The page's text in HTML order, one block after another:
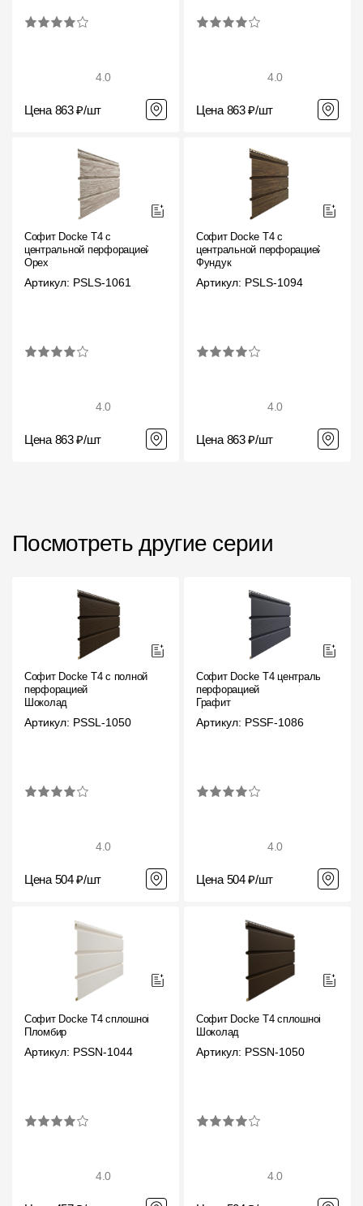
Пластиковые водосточные системы
Металлические водосточные системы
Водосборник
Документация
Инструкции по монтажу
Рекламные материалы
Сертификаты
Текстуры
Вопрос-ответ/Faq
Сервисы
Конструктор
Контроль качества кровли
Качество фасадов
Отправка рекламации
Предложения по сотрудничеству
B2B
4.0
Цена 863 ₽/шт
4.0
Цена 863 ₽/шт
Софит Docke T4 с
центральной перфорацией
Орех
Артикул: PSLS-1061
4.0
Цена 863 ₽/шт
Софит Docke T4 с
центральной перфорацией
Фундук
Артикул: PSLS-1094
4.0
Цена 863 ₽/шт
Посмотреть другие серии
Софит Docke T4 с полной
перфорацией
Шоколад
Артикул: PSSL-1050
4.0
Цена 504 ₽/шт
Софит Docke T4 центральной
перфорацией
Графит
Артикул: PSSF-1086
4.0
Цена 504 ₽/шт
Софит Docke T4 сплошной
Пломбир
Артикул: PSSN-1044
4.0
Софит Docke T4 сплошной
Шоколад
Артикул: PSSN-1050
4.0